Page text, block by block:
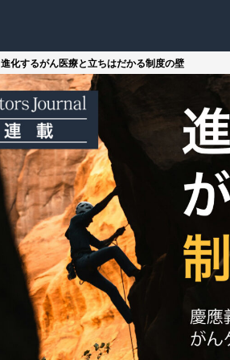
進化するがん医療と立ちはだかる制度の壁